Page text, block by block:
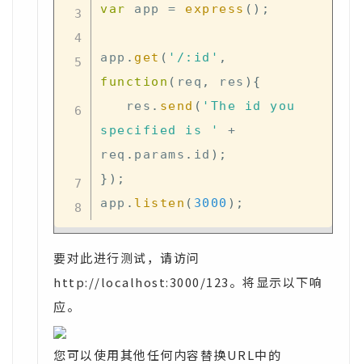
var app = express ( ) ;
app . get ( '/:id' ,
function ( req , res ) {
   res
. send ( 'The id you
specified is '
+
req . params . id ) ;
} ) ;
app . listen ( 3000 ) ;
要对此进行测试，请访问
http://localhost:3000/123。将显示以下响
应。
您可以使用其他任何内容替换URL中的